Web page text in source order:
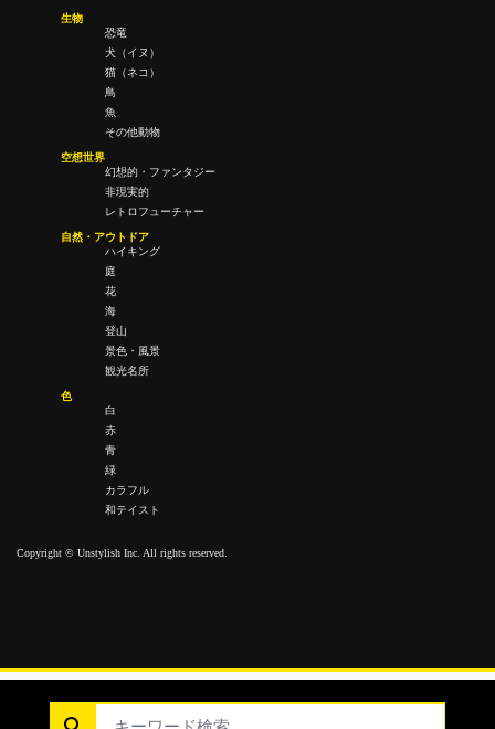
生物
恐竜
犬（イヌ）
猫（ネコ）
鳥
魚
その他動物
空想世界
幻想的・ファンタジー
非現実的
レトロフューチャー
自然・アウトドア
ハイキング
庭
花
海
登山
景色・風景
観光名所
色
白
赤
青
緑
カラフル
和テイスト
Copyright © Unstylish Inc. All rights reserved.